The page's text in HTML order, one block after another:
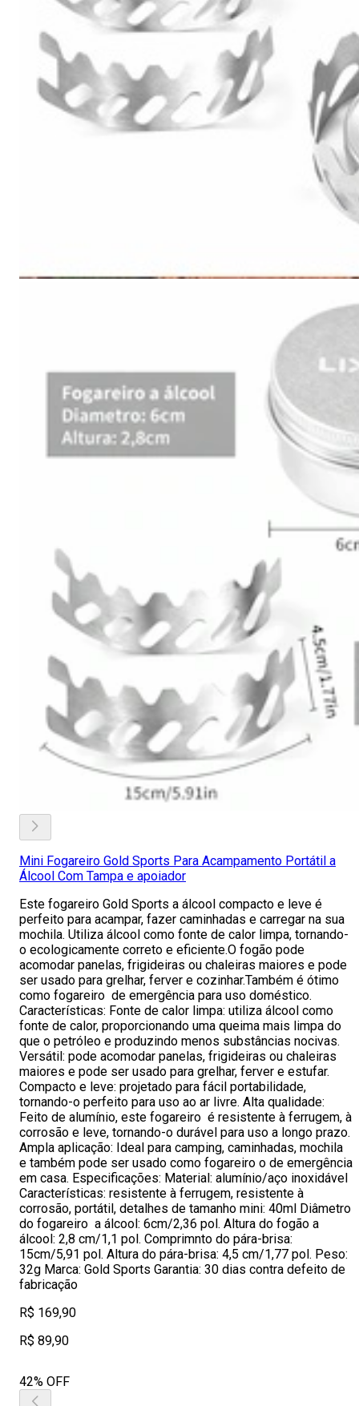
Mini Fogareiro Gold Sports Para Acampamento Portátil a
Álcool Com Tampa e apoiador
Este fogareiro Gold Sports a álcool compacto e leve é
perfeito para acampar, fazer caminhadas e carregar na sua
mochila. Utiliza álcool como fonte de calor limpa, tornando-
o ecologicamente correto e eficiente.O fogão pode
acomodar panelas, frigideiras ou chaleiras maiores e pode
ser usado para grelhar, ferver e cozinhar.Também é ótimo
como fogareiro de emergência para uso doméstico.
Características: Fonte de calor limpa: utiliza álcool como
fonte de calor, proporcionando uma queima mais limpa do
que o petróleo e produzindo menos substâncias nocivas.
Versátil: pode acomodar panelas, frigideiras ou chaleiras
maiores e pode ser usado para grelhar, ferver e estufar.
Compacto e leve: projetado para fácil portabilidade,
tornando-o perfeito para uso ao ar livre. Alta qualidade:
Feito de alumínio, este fogareiro é resistente à ferrugem, à
corrosão e leve, tornando-o durável para uso a longo prazo.
Ampla aplicação: Ideal para camping, caminhadas, mochila
e também pode ser usado como fogareiro o de emergência
em casa. Especificações: Material: alumínio/aço inoxidável
Características: resistente à ferrugem, resistente à
corrosão, portátil, detalhes de tamanho mini: 40ml Diâmetro
do fogareiro a álcool: 6cm/2,36 pol. Altura do fogão a
álcool: 2,8 cm/1,1 pol. Comprimnto do pára-brisa:
15cm/5,91 pol. Altura do pára-brisa: 4,5 cm/1,77 pol. Peso:
32g Marca: Gold Sports Garantia: 30 dias contra defeito de
fabricação
R$ 169,90
R$ 89,90
42% OFF